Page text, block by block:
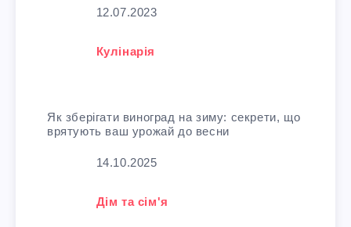
12.07.2023
У зв'язку з тим, що
Кулінарія
Як зберігати виноград на зиму: секрети, що
врятують ваш урожай до весни
14.10.2025
У зв'язку з тим, що
Дім та сім'я